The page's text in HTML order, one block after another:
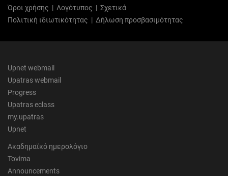
Όροι χρήσης | Λογότυπος | Σχετικά
Πολιτική ιδιωτικότητας | Δήλωση προσβασιμότητας
Upnet webmail
Upatras webmail
Progress
Upatras eclass
my.upatras
Upnet
Ακαδημαϊκό ημερολόγιο
Tovima
Announcements